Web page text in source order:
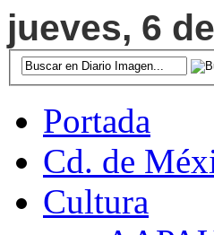
jueves, 6
Portada
Cd. de
Cultura